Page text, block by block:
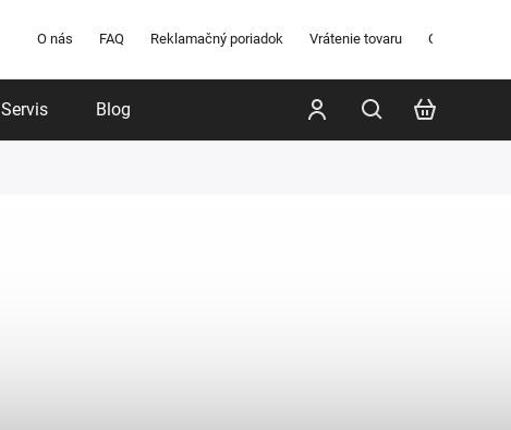
O nás FAQ Reklamačný poriadok Vrátenie tovaru Obchodné
Servis Blog Značky